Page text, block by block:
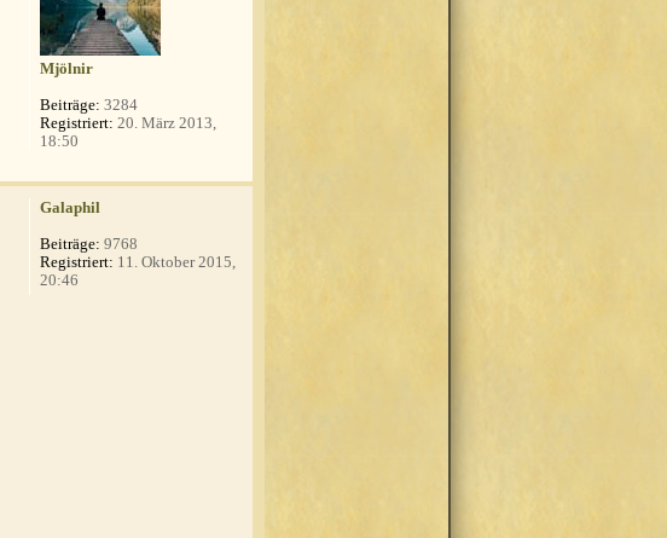
Mjölnir
Beiträge: 3284
Registriert: 20. März 2013,
18:50
Galaphil
Beiträge: 9768
Registriert: 11. Oktober 2015,
20:46